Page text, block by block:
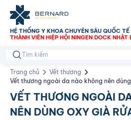
HỆ THỐNG Y KHOA CHUYÊN SÂU QUỐC TẾ
THÀNH VIÊN HIỆP HỘI NINGEN DOCK NHẬT
Trang chủ
Vết thương
Vết thương ngoài da nào không nên
lành?
VẾT THƯƠNG NGOÀI
NÊN DÙNG OXY GIÀ